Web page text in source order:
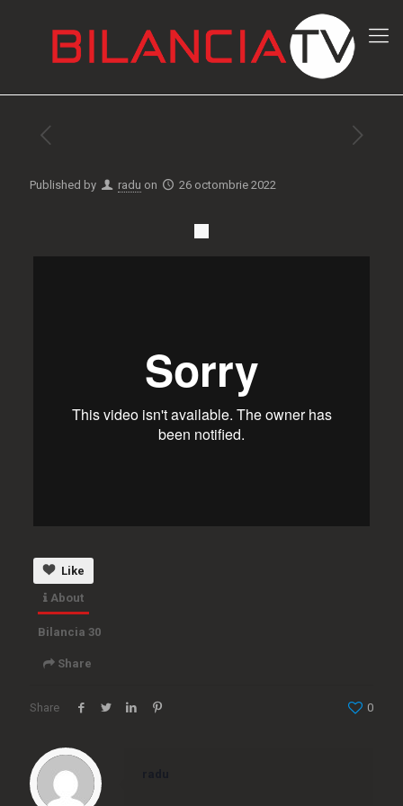
Published by radu on 26 octombrie 2022
Like
About
Bilancia 30
Share
Embed
<iframe src="https://www.bilancia.tv/wp-
Share 0